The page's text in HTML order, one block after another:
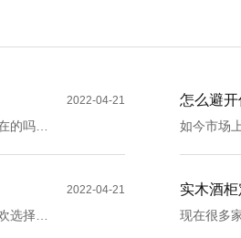
2022-04-21
的吗？
怎么避
如今市场
2022-04-21
选择实
实木酒
现在很多